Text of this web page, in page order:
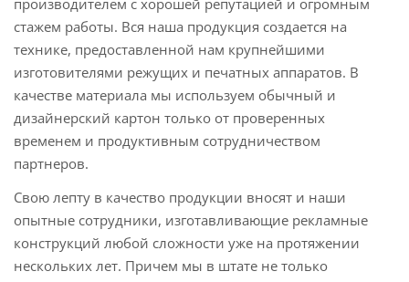
стажем работы. Вся наша продукция создается на
технике, предоставленной нам крупнейшими
изготовителями режущих и печатных аппаратов. В
качестве материала мы используем обычный и
дизайнерский картон только от проверенных
временем и продуктивным сотрудничеством
партнеров.
Свою лепту в качество продукции вносят и наши
опытные сотрудники, изготавливающие рекламные
конструкций любой сложности уже на протяжении
нескольких лет. Причем мы в штате не только